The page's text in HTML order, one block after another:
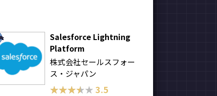
Salesforce Lightning
Platform
株式会社セールスフォー
ス・ジャパン
★★★★★
★★★★★3.5